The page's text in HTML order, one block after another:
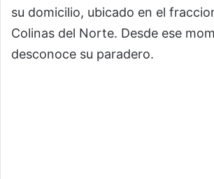
su domicilio, ubicado en el
Colinas del Norte. Desde ese
desconoce su paradero.